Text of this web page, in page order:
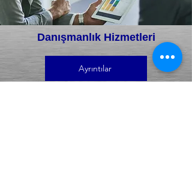
Danışmanlık Hizmetleri
Ayrıntılar